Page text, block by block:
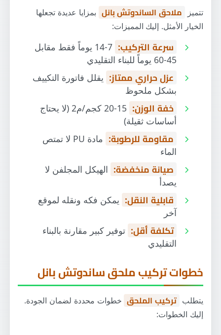
تتميز ملاحق الساندوتش بانل بمزايا عديدة تجعلها
الخيار الأمثل. إليك المميزات:
سرعة التركيب:
7-14 يوماً فقط مقابل
45-60 يوماً للبناء التقليدي
عزل حراري ممتاز: يقلل فاتورة التكييف
بشكل ملحوظ
خفة الوزن:
15-20 كجم/م2 (لا يحتاج
أساسات ثقيلة)
مقاومة للرطوبة:
مادة PU لا تمتص
الماء
صيانة منخفضة: الهيكل المجلفن لا
يصدأ
قابلية النقل: يمكن فكه ونقله لموقع
آخر
تكلفة أقل: توفير كبير مقارنة بالبناء
التقليدي
خطوات تركيب ملحق ساندوتش بانل
يتطلب تركيب الملحق خطوات محددة لضمان الجودة.
إليك الخطوات: